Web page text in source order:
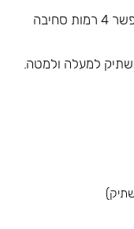
הנרגילה מגיעה עם המשתיק החדש המאפשר 4 רמות סחיבה
למעלה ולמטה.